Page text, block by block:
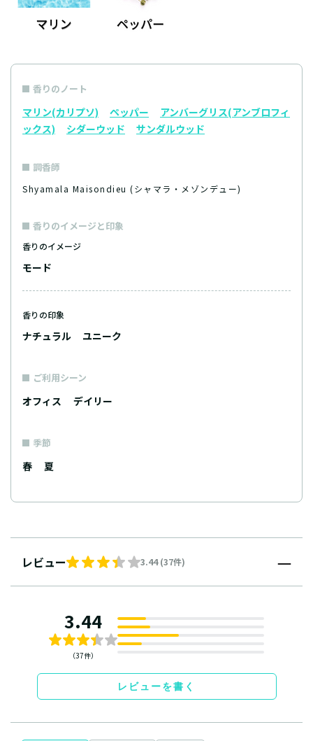
香りのノート
マリン(カリプソ) ペッパー
アンバーグリス(アンブロフィ
ックス)
シダーウッド サンダルウッド
調香師
Shyamala Maisondieu (シャマラ・メゾンデュー)
香りのイメージと印象
香りのイメージ
モード
香りの印象
ナチュラル ユニーク
ご利用シーン
オフィス デイリー
季節
春 夏
レビュー 3.44 (37件)
3.44
（37件）
レビューを書く